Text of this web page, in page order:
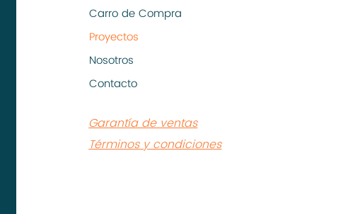
Carro de Compra
Proyectos
Nosotros
Contacto
Garantía de ventas
Términos y condiciones